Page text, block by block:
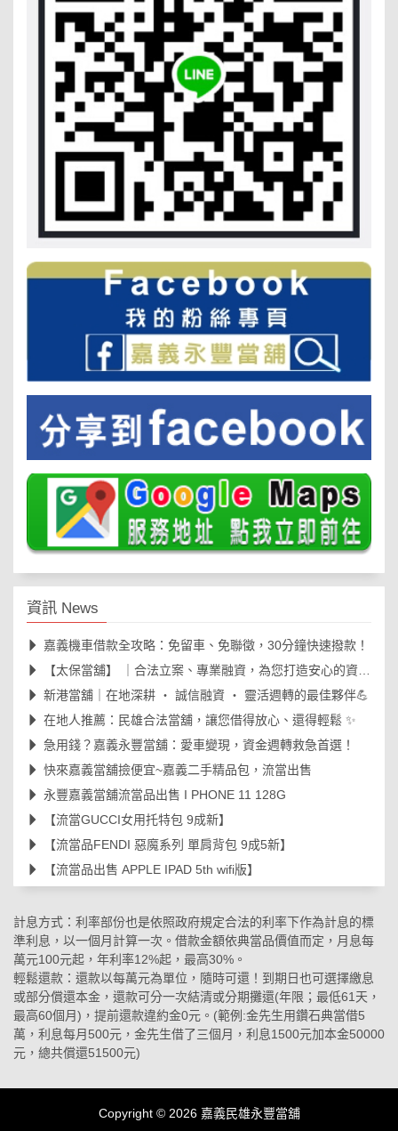
資訊 News
嘉義機車借款全攻略：免留車、免聯徵，30分鐘快速撥款！
【太保當舖】 ｜合法立案、專業融資，為您打造安心的資金周轉後盾🛡️
新港當舖｜在地深耕 ‧ 誠信融資 ‧ 靈活週轉的最佳夥伴💪
在地人推薦：民雄合法當舖，讓您借得放心、還得輕鬆 ✨
急用錢？嘉義永豐當舖：愛車變現，資金週轉救急首選！
快來嘉義當舖撿便宜~嘉義二手精品包，流當出售
永豐嘉義當舖流當品出售 I PHONE 11 128G
【流當GUCCI女用托特包 9成新】
【流當品FENDI 惡魔系列 單肩背包 9成5新】
【流當品出售 APPLE IPAD 5th wifi版】
計息方式：利率部份也是依照政府規定合法的利率下作為計息的標
準利息，以一個月計算一次。借款金額依典當品價值而定，月息每
萬元100元起，年利率12%起，最高30%。
輕鬆還款：還款以每萬元為單位，隨時可還！到期日也可選擇繳息
或部分償還本金，還款可分一次結清或分期攤還(年限；最低61天，
最高60個月)，提前還款違約金0元。(範例:金先生用鑽石典當借5
萬，利息每月500元，金先生借了三個月，利息1500元加本金50000
元，總共償還51500元)
Copyright © 2026 嘉義民雄永豐當舖